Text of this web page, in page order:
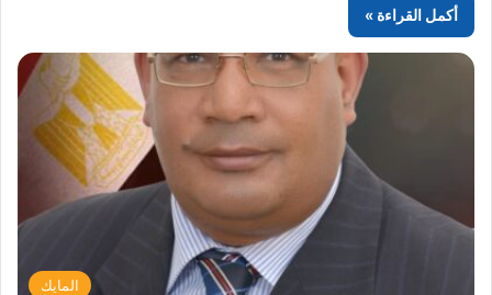
أكمل القراءة »
المايك